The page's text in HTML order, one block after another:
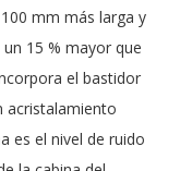
mm más larga y
15 % mayor que
el bastidor
acristalamiento
es el nivel de ruido